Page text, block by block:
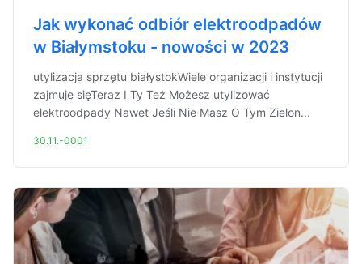
Jak wykonać odbiór elektroodpadów
w Białymstoku - nowości w 2023
utylizacja sprzętu białystokWiele organizacji i instytucji
zajmuje sięTeraz I Ty Też Możesz utylizować
elektroodpady Nawet Jeśli Nie Masz O Tym Zielon...
30.11.-0001